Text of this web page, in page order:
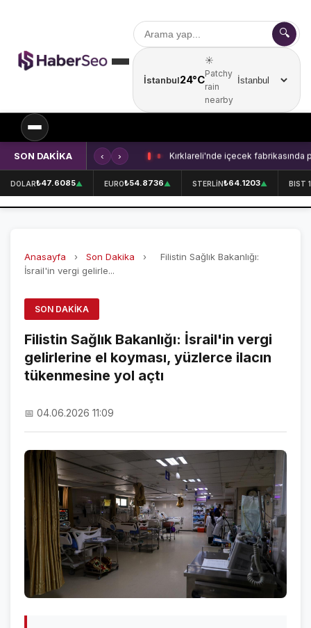
🔍
İstanbul24°C
☀️
Patchy
rain
nearby
Şehir seçin
SPOR
SPOR HABERLERİ
FENERBAHÇE
ÖZEL SAYFALAR
NAMAZ VAKİTLERİ
HAVA DURUMU
NÖBETÇİ ECZANELER
SON DAKİKA
SON DAKİKA HABERLERİ
VİDEO GALERİ
FOTO GALERİ
SON DAKİKA ‹ › Kırklareli'nde içecek fabrikasında
DOLAR₺47.6085▲ EURO₺54.8736▲ STERLİN₺64.1203▲ BIST
Anasayfa › Son Dakika ›
Filistin Sağlık Bakanlığı:
İsrail'in vergi gelirle...
SON DAKIKA
Filistin Sağlık Bakanlığı: İsrail'in vergi
gelirlerine el koyması, yüzlerce ilacın
tükenmesine yol açtı
📅 04.06.2026 11:09